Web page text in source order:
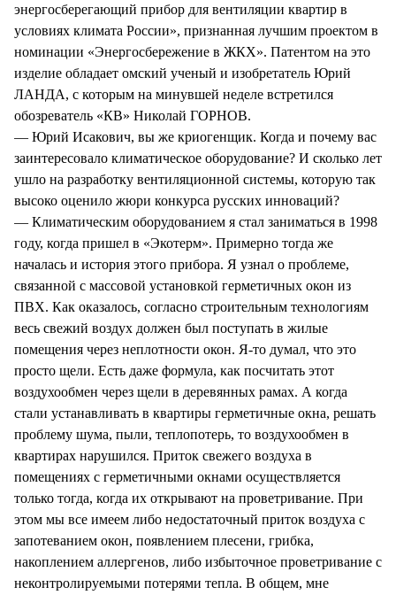
энергосберегающий прибор для вентиляции квартир в
условиях климата России», признанная лучшим проектом в
номинации «Энергосбережение в ЖКХ». Патентом на это
изделие обладает омский ученый и изобретатель Юрий
ЛАНДА, с которым на минувшей неделе встретился
обозреватель «КВ» Николай ГОРНОВ.
— Юрий Исакович, вы же криогенщик. Когда и почему вас
заинтересовало климатическое оборудование? И сколько лет
ушло на разработку вентиляционной системы, которую так
высоко оценило жюри конкурса русских инноваций?
— Климатическим оборудованием я стал заниматься в 1998
году, когда пришел в «Экотерм». Примерно тогда же
началась и история этого прибора. Я узнал о проблеме,
связанной с массовой установкой герметичных окон из
ПВХ. Как оказалось, согласно строительным технологиям
весь свежий воздух должен был поступать в жилые
помещения через неплотности окон. Я-то думал, что это
просто щели. Есть даже формула, как посчитать этот
воздухообмен через щели в деревянных рамах. А когда
стали устанавливать в квартиры герметичные окна, решать
проблему шума, пыли, теплопотерь, то воздухообмен в
квартирах нарушился. Приток свежего воздуха в
помещениях с герметичными окнами осуществляется
только тогда, когда их открывают на проветривание. При
этом мы все имеем либо недостаточный приток воздуха с
запотеванием окон, появлением плесени, грибка,
накоплением аллергенов, либо избыточное проветривание с
неконтролируемыми потерями тепла. В общем, мне